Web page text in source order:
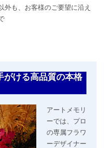
外も、お客様のご要望に沿え
がける高品質の本格
アートメモリ
ーでは、プロ
の専属フラワ
ーデザイナー